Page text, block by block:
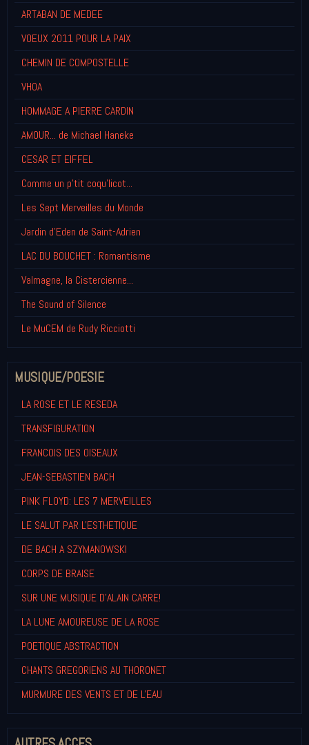
ARTABAN DE MEDEE
VOEUX 2011 POUR LA PAIX
CHEMIN DE COMPOSTELLE
VHOA
HOMMAGE A PIERRE CARDIN
AMOUR... de Michael Haneke
CESAR ET EIFFEL
Comme un p'tit coqu'licot...
Les Sept Merveilles du Monde
Jardin d'Eden de Saint-Adrien
LAC DU BOUCHET : Romantisme
Valmagne, la Cistercienne...
The Sound of Silence
Le MuCEM de Rudy Ricciotti
MUSIQUE/POESIE
LA ROSE ET LE RESEDA
TRANSFIGURATION
FRANCOIS DES OISEAUX
JEAN-SEBASTIEN BACH
PINK FLOYD: LES 7 MERVEILLES
LE SALUT PAR L'ESTHETIQUE
DE BACH A SZYMANOWSKI
CORPS DE BRAISE
SUR UNE MUSIQUE D'ALAIN CARRE!
LA LUNE AMOUREUSE DE LA ROSE
POETIQUE ABSTRACTION
CHANTS GREGORIENS AU THORONET
MURMURE DES VENTS ET DE L'EAU